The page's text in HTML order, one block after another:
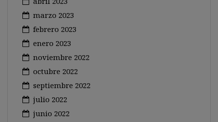
marzo 2023
febrero 2023
enero 2023
noviembre 2022
octubre 2022
septiembre 2022
julio 2022
junio 2022